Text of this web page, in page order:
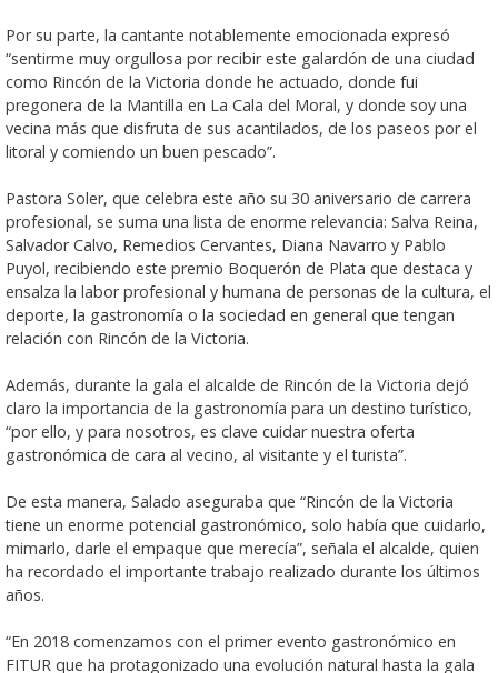
Por su parte, la cantante notablemente emocionada expresó
“sentirme muy orgullosa por recibir este galardón de una ciudad
como Rincón de la Victoria donde he actuado, donde fui
pregonera de la Mantilla en La Cala del Moral, y donde soy una
vecina más que disfruta de sus acantilados, de los paseos por el
litoral y comiendo un buen pescado”.
Pastora Soler, que celebra este año su 30 aniversario de carrera
profesional, se suma una lista de enorme relevancia: Salva Reina,
Salvador Calvo, Remedios Cervantes, Diana Navarro y Pablo
Puyol, recibiendo este premio Boquerón de Plata que destaca y
ensalza la labor profesional y humana de personas de la cultura, el
deporte, la gastronomía o la sociedad en general que tengan
relación con Rincón de la Victoria.
Además, durante la gala el alcalde de Rincón de la Victoria dejó
claro la importancia de la gastronomía para un destino turístico,
“por ello, y para nosotros, es clave cuidar nuestra oferta
gastronómica de cara al vecino, al visitante y el turista”.
De esta manera, Salado aseguraba que “Rincón de la Victoria
tiene un enorme potencial gastronómico, solo había que cuidarlo,
mimarlo, darle el empaque que merecía”, señala el alcalde, quien
ha recordado el importante trabajo realizado durante los últimos
años.
“En 2018 comenzamos con el primer evento gastronómico en
FITUR que ha protagonizado una evolución natural hasta la gala